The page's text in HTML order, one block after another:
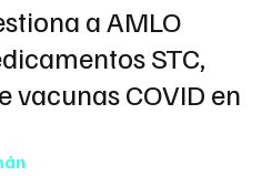
a AMLO
STC,
COVID en